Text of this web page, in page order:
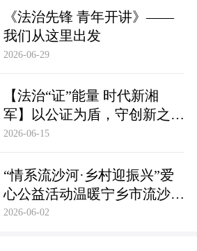
《法治先锋 青年开讲》——
我们从这里出发
2026-06-29
【法治“证”能量 时代新湘
军】以公证为盾，守创新之魂
湖南青年公证人为知识产权保
2026-06-15
“情系流沙河·乡村迎振兴”爱
心公益活动温暖宁乡市流沙河
镇
2026-06-02